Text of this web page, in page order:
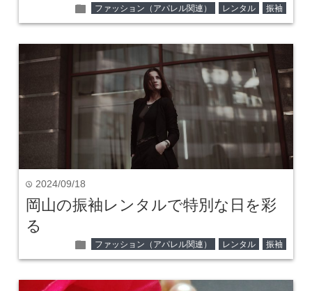
folder ファッション（アパレル関連） レンタル 振袖
time 2024/09/18
岡山の振袖レンタルで特別な日を彩
る
folder ファッション（アパレル関連） レンタル 振袖